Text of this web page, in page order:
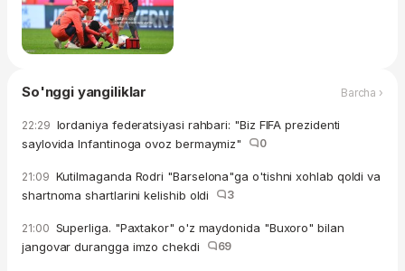
So'nggi yangiliklar Barcha ›
22:29 Iordaniya federatsiyasi rahbari: "Biz FIFA prezidenti
saylovida Infantinoga ovoz bermaymiz"
0
21:09 Kutilmaganda Rodri "Barselona"ga o'tishni xohlab qoldi va
shartnoma shartlarini kelishib oldi
3
21:00 Superliga. "Paxtakor" o'z maydonida "Buxoro" bilan
jangovar durangga imzo chekdi
69